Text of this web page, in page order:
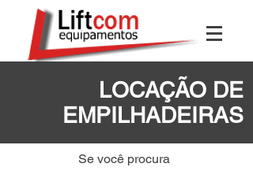
LOCAÇÃO DE
EMPILHADEIRAS
Se você procura